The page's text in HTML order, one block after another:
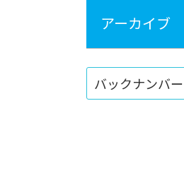
アーカイブ